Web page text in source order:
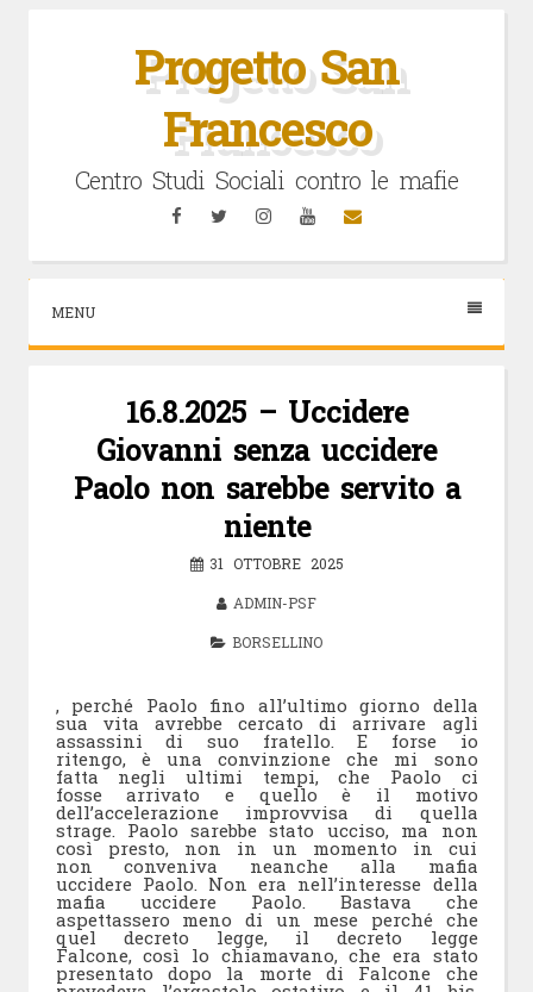
Progetto San
Francesco
Centro Studi Sociali contro le mafie
FacebookTwitterInstagramYouTubeEmail
MENU
16.8.2025 – Uccidere
Giovanni senza uccidere
Paolo non sarebbe servito a
niente
31 OTTOBRE 2025
ADMIN-PSF
BORSELLINO
, perché Paolo fino all’ultimo giorno della
sua vita avrebbe cercato di arrivare agli
assassini di suo fratello. E forse io
ritengo, è una convinzione che mi sono
fatta negli ultimi tempi, che Paolo ci
fosse arrivato e quello è il motivo
dell’accelerazione improvvisa di quella
strage. Paolo sarebbe stato ucciso, ma non
così presto, non in un momento in cui
non conveniva neanche alla mafia
uccidere Paolo. Non era nell’interesse della
mafia uccidere Paolo. Bastava che
aspettassero meno di un mese perché che
quel decreto legge, il decreto legge
Falcone, così lo chiamavano, che era stato
presentato dopo la morte di Falcone che